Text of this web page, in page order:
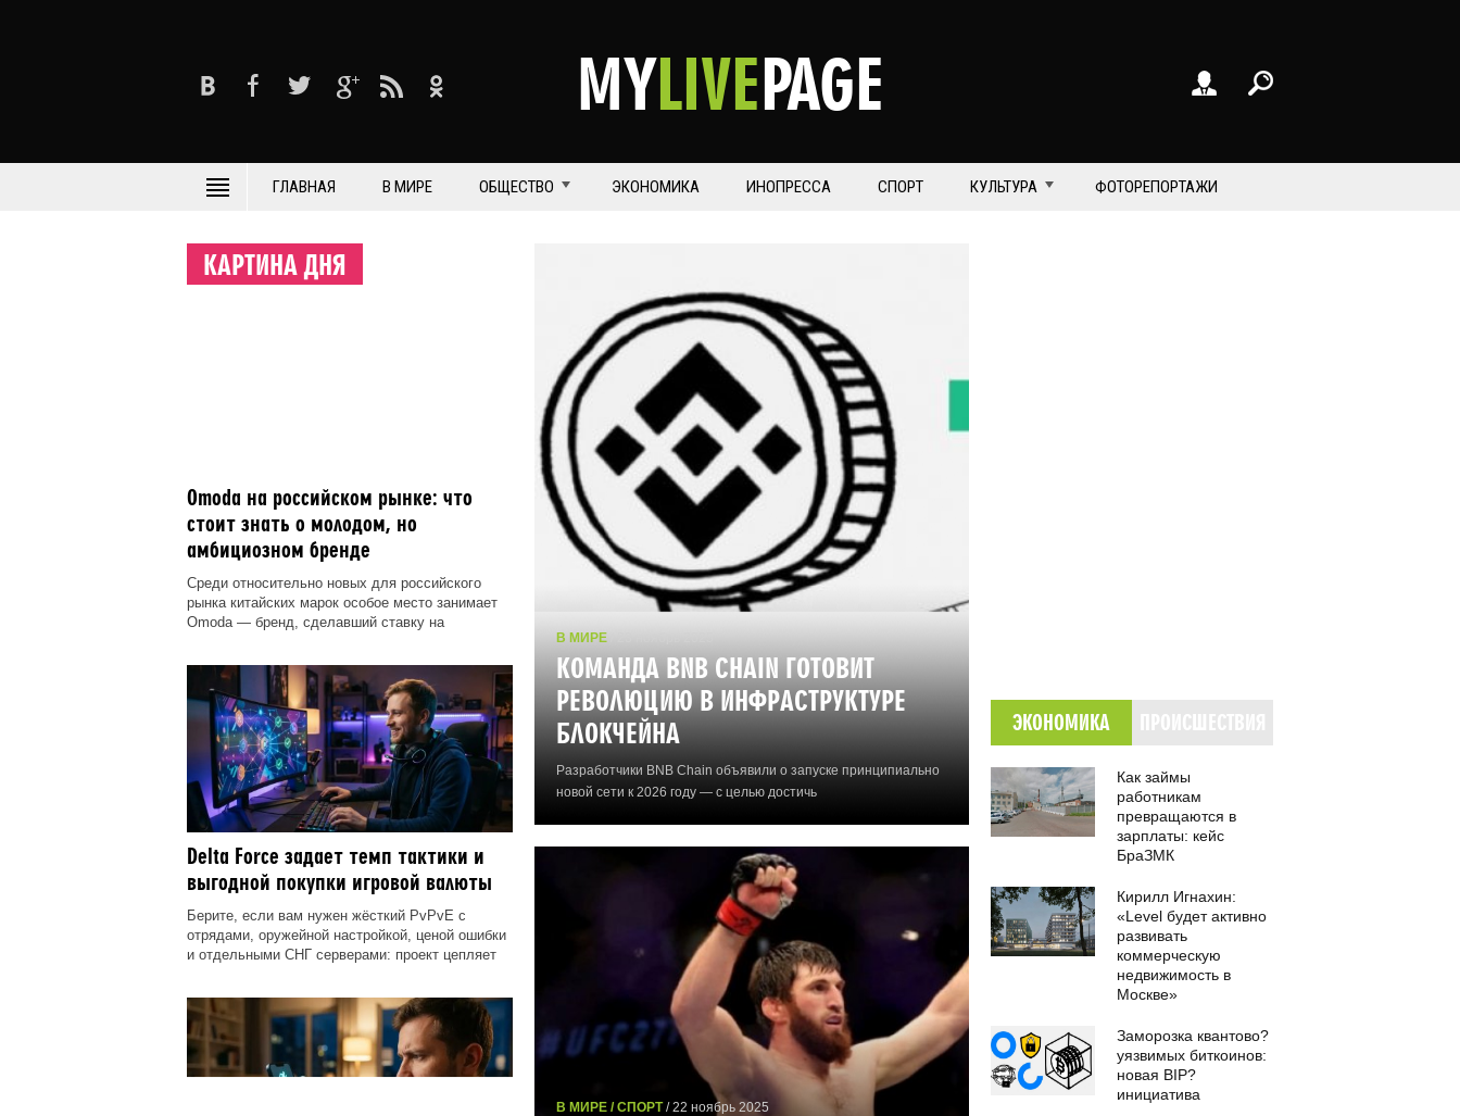
MYLIVEPAGE
ГЛАВНАЯ В МИРЕ ОБЩЕСТВО ЭКОНОМИКА ИНОПРЕССА СПОРТ КУЛЬТУРА ФОТОРЕПОРТАЖИ
КАРТИНА ДНЯ
Omoda на российском рынке: что
стоит знать о молодом, но
амбициозном бренде
Среди относительно новых для российского
рынка китайских марок особое место занимает
Omoda — бренд, сделавший ставку на
Delta Force задает темп тактики и
выгодной покупки игровой валюты
Берите, если вам нужен жёсткий PvPvE с
отрядами, оружейной настройкой, ценой ошибки
и отдельными СНГ серверами: проект цепляет
В МИРЕ
КОМАНДА BNB CHAIN ГОТОВИТ
РЕВОЛЮЦИЮ В ИНФРАСТРУКТУРЕ
БЛОКЧЕЙНА
Разработчики BNB Chain объявили о запуске принципиально
новой сети к 2026 году — с целью достичь
В МИРЕ / СПОРТ/ 22 ноябрь 2025
ЭКОНОМИКА
Как займы
работникам
превращаются в
зарплаты: кейс
БраЗМК
Кирилл Игнахин:
«Level будет активно
развивать
коммерческую
недвижимость в
Москве»
Заморозка квантово?
уязвимых биткоинов:
новая BIP?
инициатива